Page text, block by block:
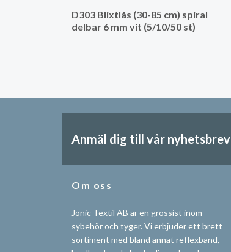
D303 Blixtlås (30-85 cm) spiral
delbar 6 mm vit (5/10/50 st)
Anmäl dig till vår nyhetsbrev
Om oss
Jonic Textil AB är en grossist inom
sybehör och tyger. Vi erbjuder ett brett
sortiment med bland annat reflexband,